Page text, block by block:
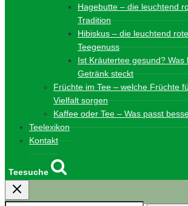
Hagebutte – die leuchtend
Tradition
Hibiskus – die leuchtend
Teegenuss
Ist Kräutertee gesund? Was
Getränk steckt
Früchte im Tee – welche Früchte
Vielfalt sorgen
Kaffee oder Tee – Was passt
Teelexikon
Kontakt
Teesuche